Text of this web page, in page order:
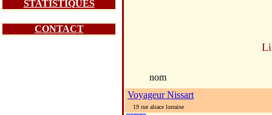
STATISTIQUES
CONTACT
nom
Voyageur Nissart
19 rue alsace lorraine